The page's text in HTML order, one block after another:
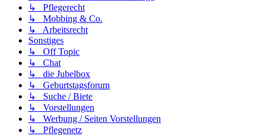
↳ Pflegerecht
↳ Mobbing & Co.
↳ Arbeitsrecht
Sonstiges
↳ Off Topic
↳ Chat
↳ die Jubelbox
↳ Geburtstagsforum
↳ Suche / Biete
↳ Vorstellungen
↳ Werbung / Seiten Vorstellungen
↳ Pflegenetz